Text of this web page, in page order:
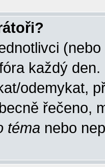
každý
odemykat,
řečeno,
téma nebo